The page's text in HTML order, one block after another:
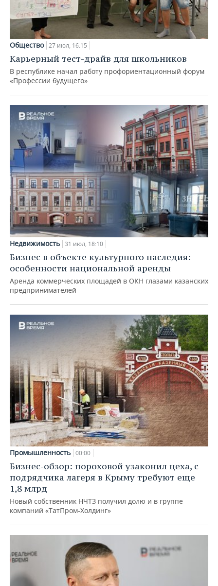
Общество 27 июл, 16:15
Карьерный тест-драйв для школьников
В республике начал работу профориентационный форум
«Профессии будущего»
Недвижимость 31 июл, 18:10
Бизнес в объекте культурного наследия:
особенности национальной аренды
Аренда коммерческих площадей в ОКН глазами казанских
предпринимателей
Промышленность 00:00
Бизнес-обзор: пороховой узаконил цеха, с
подрядчика лагеря в Крыму требуют еще
1,8 млрд
Новый собственник НЧТЗ получил долю и в группе
компаний «ТатПром-Холдинг»